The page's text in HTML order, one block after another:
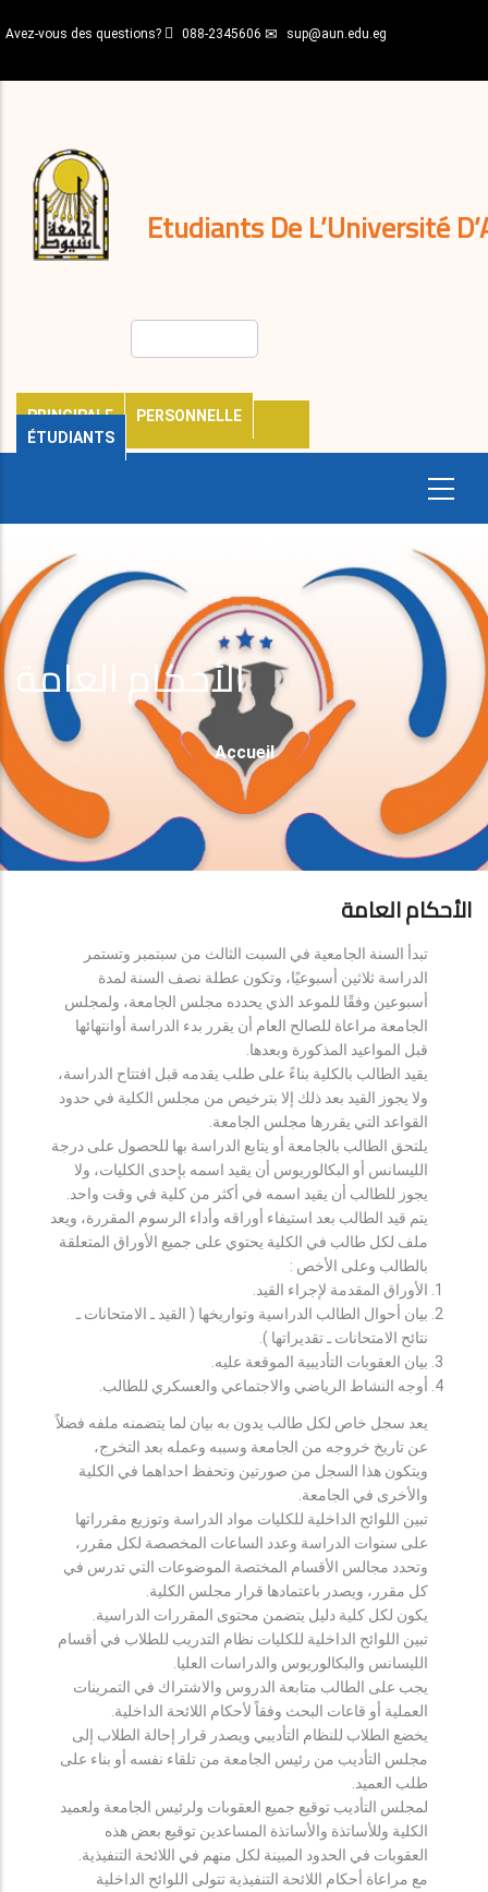
au
principal
Avez-vous des questions? 088-2345606 sup@aun.edu.eg
Etudiants De L’Université
PRINCIPALE
PERSONNELLE
ÉTUDIANTS
décisions
Expatriés
Journal
الأحكام العامة
Fil
D'Ariane
Accueil
الأحكام العامة
تبدأ السنة الجامعية في السبت الثالث من سبتمبر وتستمر
الدراسة ثلاثين أسبوعيًا، وتكون عطلة نصف السنة لمدة
أسبوعين وفقًا للموعد الذي يحدده مجلس الجامعة، ولمجلس
الجامعة مراعاة للصالح العام أن يقرر بدء الدراسة أوانتهائها
قبل المواعيد المذكورة وبعدها.
يقيد الطالب بالكلية بناءً على طلب يقدمه قبل افتتاح الدراسة،
ولا يجوز القيد بعد ذلك إلا بترخيص من مجلس الكلية في حدود
القواعد التي يقررها مجلس الجامعة.
يلتحق الطالب بالجامعة أو يتابع الدراسة بها للحصول على درجة
الليسانس أو البكالوريوس أن يقيد اسمه بإحدى الكليات، ولا
يجوز للطالب أن يقيد اسمه في أكثر من كلية في وقت واحد.
يتم قيد الطالب بعد استيفاء أوراقه وأداء الرسوم المقررة، ويعد
ملف لكل طالب في الكلية يحتوي على جميع الأوراق المتعلقة
بالطالب وعلى الأخص :
الأوراق المقدمة لإجراء القيد.
بيان أحوال الطالب الدراسية وتواريخها ( القيد ـ الامتحانات ـ
نتائح الامتحانات ـ تقديراتها ).
بيان العقوبات التأديبية الموقعة عليه.
أوجه النشاط الرياضي والاجتماعي والعسكري للطالب.
يعد سجل خاص لكل طالب يدون به بيان لما يتضمنه ملفه فضلاً
عن تاريخ خروجه من الجامعة وسببه وعمله بعد التخرج،
ويتكون هذا السجل من صورتين وتحفظ احداهما في الكلية
والأخرى في الجامعة.
تبين اللوائح الداخلية للكليات مواد الدراسة وتوزيع مقرراتها
على سنوات الدراسة وعدد الساعات المخصصة لكل مقرر،
وتحدد مجالس الأقسام المختصة الموضوعات التي تدرس في
كل مقرر، ويصدر باعتمادها قرار مجلس الكلية.
يكون لكل كلية دليل يتضمن محتوى المقررات الدراسية.
تبين اللوائح الداخلية للكليات نظام التدريب للطلاب في أقسام
الليسانس والبكالوريوس والدراسات العليا.
يجب على الطالب متابعة الدروس والاشتراك في التمرينات
العملية أو قاعات البحث وفقاً لأحكام اللائحة الداخلية.
يخضع الطلاب للنظام التأديبي ويصدر قرار إحالة الطلاب إلى
مجلس التأديب من رئيس الجامعة من تلقاء نفسه أو بناء على
طلب العميد.
لمجلس التأديب توقيع جميع العقوبات ولرئيس الجامعة ولعميد
الكلية وللأساتذة والأساتذة المساعدين توقيع بعض هذه
العقوبات في الحدود المبينة لكل منهم في اللائحة التنفيذية.
مع مراعاة أحكام اللائحة التنفيذية تتولى اللوائح الداخلية